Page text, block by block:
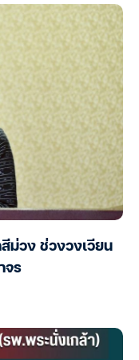
ม่วง ช่วงวงเวียน
จร